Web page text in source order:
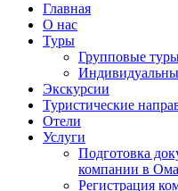
Главная
О нас
Туры
Групповые
Экскурсии
Туристические
Отели
Услуги
Подготовка
компании в
Регистрация